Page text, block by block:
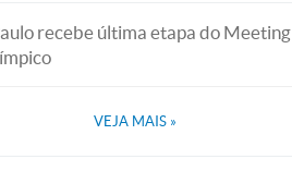
recebe última etapa do Meeting
VEJA MAIS »